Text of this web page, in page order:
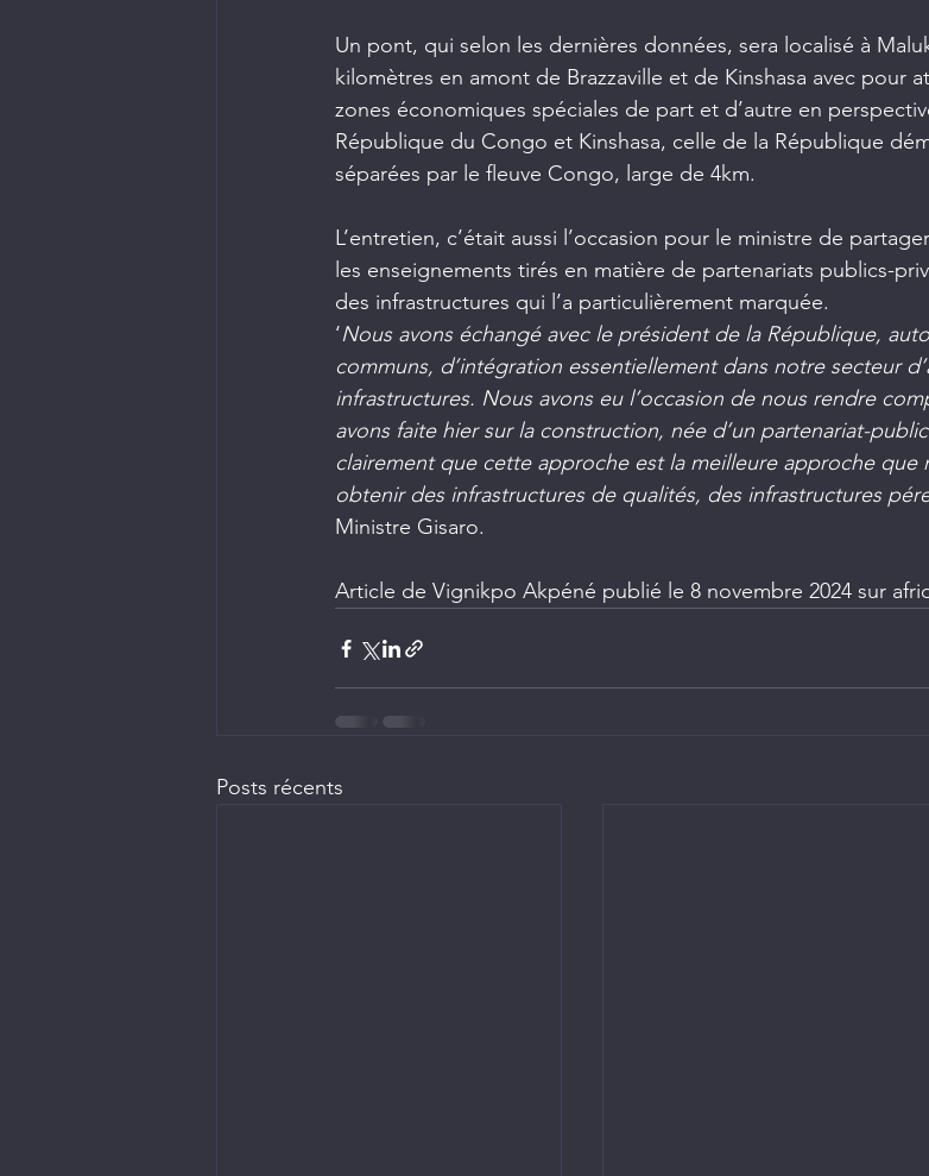
Un pont, qui selon les dernières données, sera localisé à
kilomètres en amont de Brazzaville et de Kinshasa avec pour
zones économiques spéciales de part et d’autre en
République du Congo et Kinshasa, celle de la République
séparées par le fleuve Congo, large de 4km.
L’entretien, c’était aussi l’occasion pour le ministre de
les enseignements tirés en matière de partenariats publics-
des infrastructures qui l’a particulièrement marquée.
‘Nous avons échangé avec le président de la République,
communs, d’intégration essentiellement dans notre secteur
infrastructures. Nous avons eu l’occasion de nous rendre
avons faite hier sur la construction, née d’un partenariat-
clairement que cette approche est la meilleure approche
obtenir des infrastructures de qualités, des infrastructures
Ministre Gisaro.
Article de Vignikpo Akpéné publié le 8 novembre 2024 sur
Posts récents